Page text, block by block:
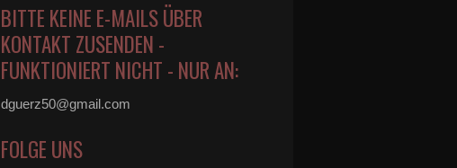
BITTE KEINE E-MAILS ÜBER
KONTAKT ZUSENDEN -
FUNKTIONIERT NICHT - NUR AN:
dguerz50@gmail.com
FOLGE UNS